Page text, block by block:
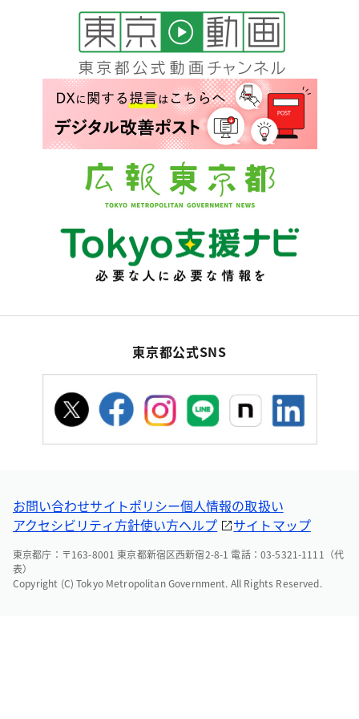
東京都公式SNS
お問い合わせサイトポリシー個人情報の取扱い
アクセシビリティ方針使い方ヘルプ サイトマップ
東京都庁：〒163-8001 東京都新宿区西新宿2-8-1 電話：03-5321-1111（代
表）
Copyright (C) Tokyo Metropolitan Government. All Rights Reserved.